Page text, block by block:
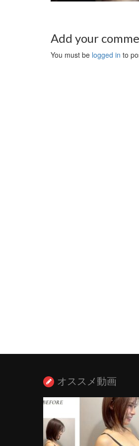
Add your
You must be logged in to
オススメ動画